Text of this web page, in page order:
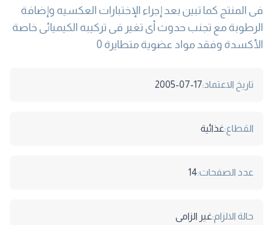
فى المنتج كما تبين بعد إجراء الإختبارات العكسيه وإضافة
الرطوبة مع تجنب حدوث أى تغير فى تركيبه الكيميائى خاصة
الأكسدة وفقد مواد عضوية متطايرة 0
تاريخ الاعتماد:2005-07-17
القطاع:غذائية
عدد الصفحات:14
حالة الالزام:غير الزامى